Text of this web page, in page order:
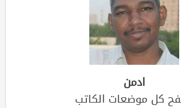
ادمن
كل موضعات الكاتب